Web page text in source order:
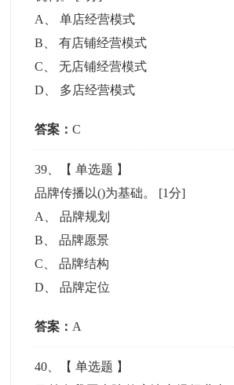
A
、单店经营模式
B 、有店铺经营模式
C 、无店铺经营模式
D
多店经营模式
答案：C
39 、【单选题 】
品牌传播以()为基础。 [1分]
A
、品牌规划
B 、品牌愿景
C 、品牌结构
D 、品牌定位
答案： A
40 、【单选题 】